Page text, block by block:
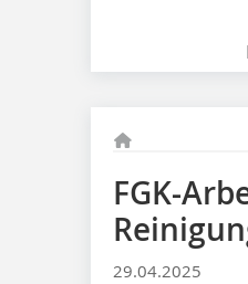
FGK-
29.04.2025